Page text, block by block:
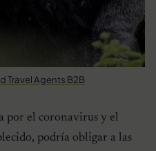
Travel Agents B2B
por el coronavirus y el
podría obligar a las